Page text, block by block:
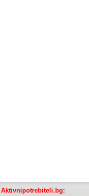
Aktivnipotrebiteli.bg: